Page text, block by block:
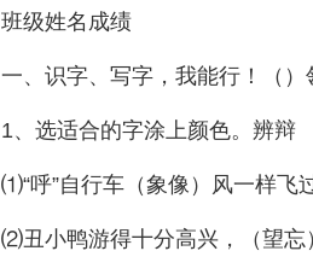
班级姓名成绩
一、识字、写字，我能行！（）
1、选适合的字涂上颜色。辨辩
⑴“呼”自行车（象像）风一样飞
⑵丑小鸭游得十分高兴，（望忘